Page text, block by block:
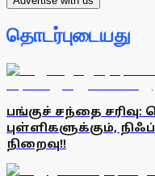
தொடர்புடையது
பங்குச் சந்தை
புள்ளிகளுக்கும்,
நிறைவு!!